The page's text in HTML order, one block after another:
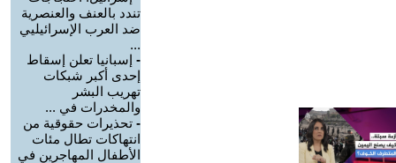
تندد بالعنف والعنصرية
ضد العرب الإسرائيليي
...
- إسبانيا تعلن إسقاط
إحدى أكبر شبكات
تهريب البشر
والمخدرات في ...
- تحذيرات حقوقية من
انتهاكات تطال مئات
الأطفال المهاجرين في